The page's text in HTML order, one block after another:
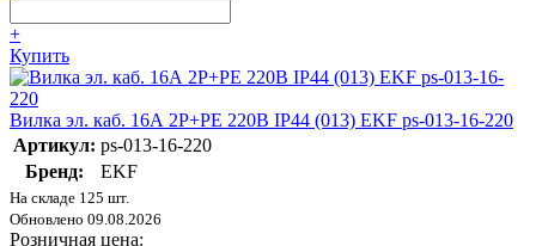
+
Купить
Вилка эл. каб. 16А 2P+РЕ 220В IP44 (013) EKF ps-013-16-220
Артикул: ps-013-16-220
Бренд:
EKF
На складе 125 шт.
Обновлено 09.08.2026
Розничная цена: